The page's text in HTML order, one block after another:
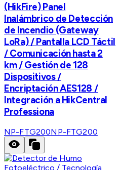
(HikFire) Panel
Inalámbrico de Detección
de Incendio (Gateway
LoRa) / Pantalla LCD Táctil
/ Comunicación hasta 2
km / Gestión de 128
Dispositivos /
Encriptación AES128 /
Integración a HikCentral
Professiona
NP-FTG200NP-FTG200